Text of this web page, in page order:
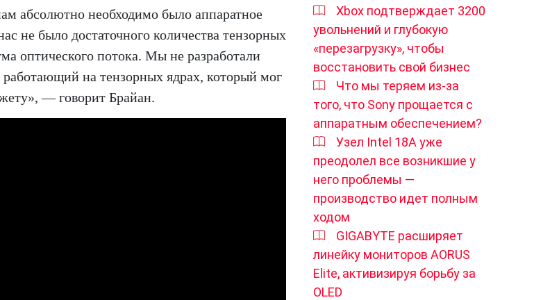
абсолютно необходимо было аппаратное
не было достаточного количества тензорных
оптического потока. Мы не разработали
на тензорных ядрах, который мог
— говорит Брайан.
Xbox подтверждает 3200
увольнений и глубокую
«перезагрузку», чтобы
восстановить свой бизнес
Что мы теряем из-за
того, что Sony прощается с
аппаратным обеспечением?
Узел Intel 18A уже
преодолел все возникшие у
него проблемы —
производство идет полным
ходом
GIGABYTE расширяет
линейку мониторов AORUS
Elite, активизируя борьбу за
OLED